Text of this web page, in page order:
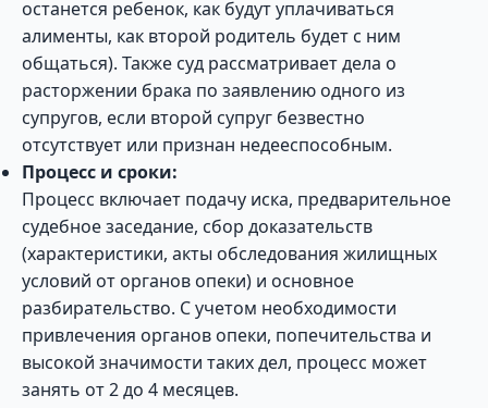
останется ребенок, как будут уплачиваться
алименты, как второй родитель будет с ним
общаться). Также суд рассматривает дела о
расторжении брака по заявлению одного из
супругов, если второй супруг безвестно
отсутствует или признан недееспособным.
Процесс и сроки:
Процесс включает подачу иска, предварительное
судебное заседание, сбор доказательств
(характеристики, акты обследования жилищных
условий от органов опеки) и основное
разбирательство. С учетом необходимости
привлечения органов опеки, попечительства и
высокой значимости таких дел, процесс может
занять от 2 до 4 месяцев.